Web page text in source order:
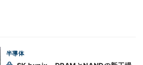
半導体